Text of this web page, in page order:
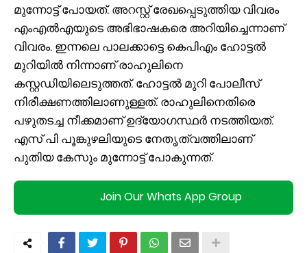
മുന്നോട്ട് പോയത്. അറസ്റ്റ് രേഖപ്പെടുത്തിയ വിവരം
എംഎൽഎയുടെ അഭിഭാഷകരെ അറിയിച്ചെന്നാണ്
വിവരം. ഇന്നലെ പാലക്കാട്ടെ കെപിഎം ഹോട്ടൽ
മുറിയിൽ നിന്നാണ് രാഹുലിനെ
കസ്റ്റഡിയിലെടുത്തത്. ഹോട്ടൽ മുറി പോലീസ്
നിരീക്ഷണത്തിലാണുള്ളത്. രാഹുലിനെതിരെ
പഴുതടച്ച നീക്കമാണ് ഉദ്യോഗസ്ഥര്‍ നടത്തിയത്.
എസ് പി പൂങ്കുഴലിയുടെ നേതൃത്വത്തിലാണ്
പുതിയ കേസും മുന്നോട്ട് പോകുന്നത്.
Join Our Whats App Group